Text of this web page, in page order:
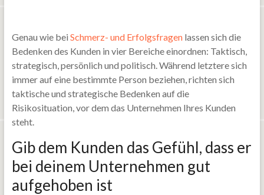
Genau wie bei Schmerz- und Erfolgsfragenlassen sich die
Bedenken des Kunden in vier Bereiche einordnen: Taktisch,
strategisch, persönlich und politisch. Während letztere sich
immer auf eine bestimmte Person beziehen, richten sich
taktische und strategische Bedenken auf die
Risikosituation, vor dem das Unternehmen Ihres Kunden
steht.
Gib dem Kunden das Gefühl, dass er
bei deinem Unternehmen gut
aufgehoben ist